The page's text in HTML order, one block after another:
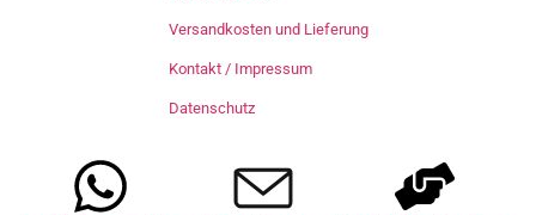
Versandkosten und Lieferung
Kontakt / Impressum
Datenschutz